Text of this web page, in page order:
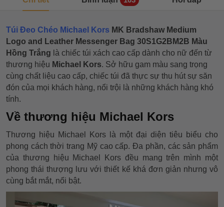
Túi Đeo Chéo Michael Kors MK Bradshaw Medium
Logo and Leather Messenger Bag 30S1G2BM2B Màu
Hồng Trắng là chiếc túi xách cao cấp dành cho nữ đến từ
thương hiệu Michael Kors. Sở hữu gam màu sang trọng
cùng chất liệu cao cấp, chiếc túi đã thực sự thu hút sự săn
đón của mọi khách hàng, nổi trội là những khách hàng khó
tính.
Về thương hiệu Michael Kors
Thương hiệu Michael Kors là một đại diện tiêu biểu cho
phong cách thời trang Mỹ cao cấp. Đa phần, các sản phẩm
của thương hiệu Michael Kors đều mang trên mình một
phong thái thượng lưu với thiết kế khá đơn giản nhưng vô
cùng bắt mắt, nổi bật.